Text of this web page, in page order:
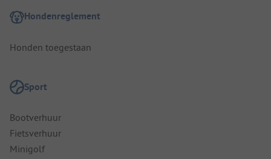
Hondenreglement
Honden toegestaan
Sport
Bootverhuur
Fietsverhuur
Minigolf